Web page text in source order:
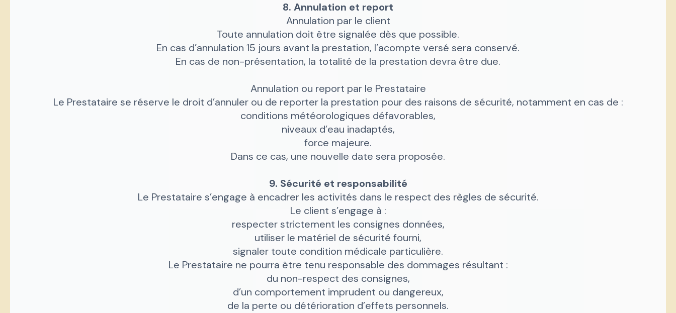
8. Annulation et report
Annulation par le client
Toute annulation doit être signalée dès que possible.
En cas d’annulation 15 jours avant la prestation, l’acompte versé sera conservé.
En cas de non-présentation, la totalité de la prestation devra être due.
Annulation ou report par le Prestataire
Le Prestataire se réserve le droit d’annuler ou de reporter la prestation pour des raisons de sécurité, notamment en cas de :
conditions météorologiques défavorables,
niveaux d’eau inadaptés,
force majeure.
Dans ce cas, une nouvelle date sera proposée.
9. Sécurité et responsabilité
Le Prestataire s’engage à encadrer les activités dans le respect des règles de sécurité.
Le client s’engage à :
respecter strictement les consignes données,
utiliser le matériel de sécurité fourni,
signaler toute condition médicale particulière.
Le Prestataire ne pourra être tenu responsable des dommages résultant :
du non-respect des consignes,
d’un comportement imprudent ou dangereux,
de la perte ou détérioration d’effets personnels.